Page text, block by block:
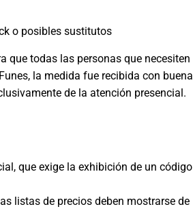
o posibles sustitutos
que todas las personas que necesiten
la medida fue recibida con buena
de la atención presencial.
que exige la exhibición de un código
listas de precios deben mostrarse de